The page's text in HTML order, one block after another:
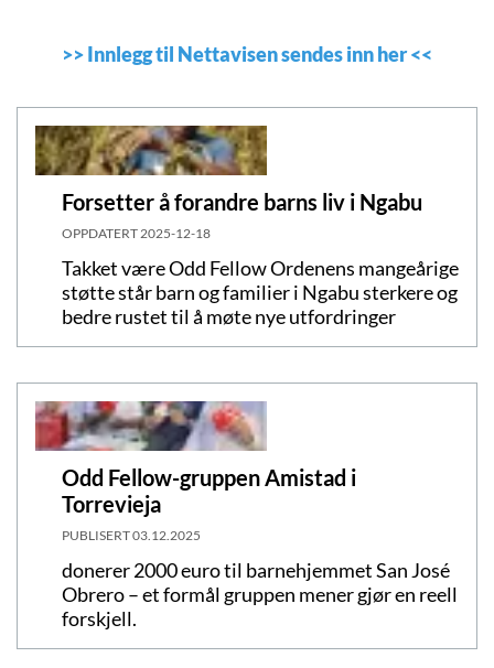
>>Innlegg til Nettavisen sendes inn her<<
Forsetter å forandre barns liv i Ngabu
OPPDATERT 2025-12-18
Takket være Odd Fellow Ordenens mangeårige
støtte står barn og familier i Ngabu sterkere og
bedre rustet til å møte nye utfordringer
Odd Fellow-gruppen Amistad i
Torrevieja
PUBLISERT03.12.2025
donerer 2000 euro til barnehjemmet San José
Obrero – et formål gruppen mener gjør en reell
forskjell.